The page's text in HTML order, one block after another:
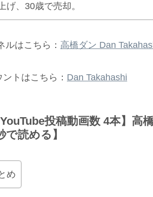
げ、30歳で売却。
ルはこちら： 高橋ダン Dan
トはこちら： Dan Takahashi
YouTube投稿動画数 4本】高
読める】
め